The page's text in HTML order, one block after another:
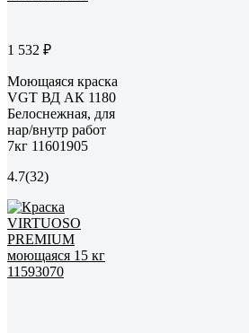
1 532 ₽
Моющаяся краска
VGT ВД АК 1180
Белоснежная, для
нар/внутр работ
7кг 11601905
4.7(32)